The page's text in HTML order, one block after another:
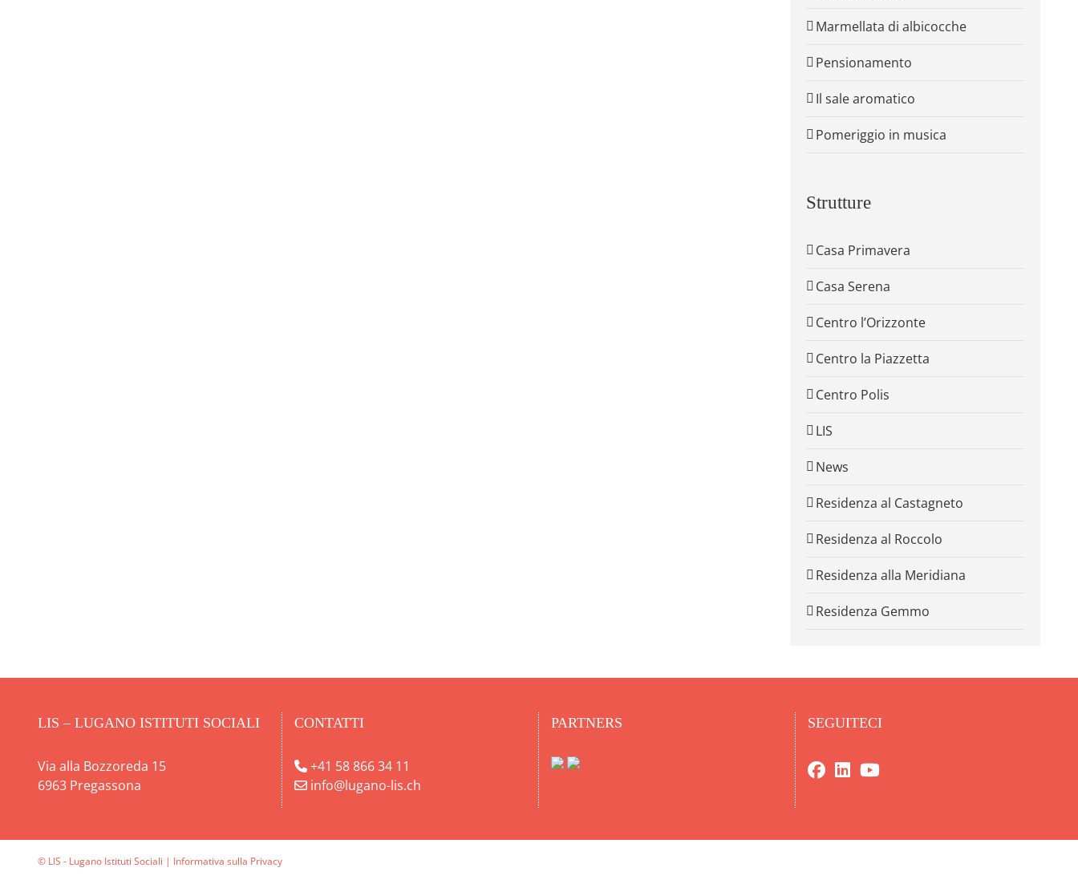
Marmellata di albicocche
Pensionamento
Il sale aromatico
Pomeriggio in musica
Strutture
Casa Primavera
Casa Serena
Centro l’Orizzonte
Centro la Piazzetta
Centro Polis
LIS
News
Residenza al Castagneto
Residenza al Roccolo
Residenza alla Meridiana
Residenza Gemmo
LIS – LUGANO ISTITUTI SOCIALI
Via alla Bozzoreda 15
6963 Pregassona
CONTATTI
+41 58 866 34 11
info@lugano-lis.ch
PARTNERS SEGUITECI
© LIS - Lugano Istituti Sociali | Informativa sulla Privacy